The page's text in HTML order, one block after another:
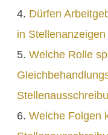
Dürfen
in
Welche Rolle
Welche Folgen